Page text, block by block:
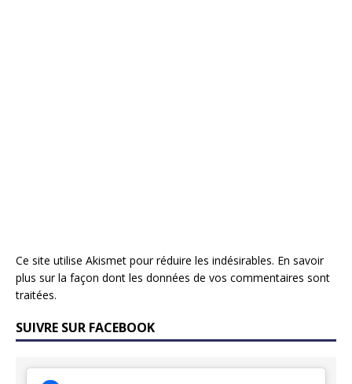
Ce site utilise Akismet pour réduire les indésirables. En savoir
plus sur la façon dont les données de vos commentaires sont
traitées.
SUIVRE SUR FACEBOOK